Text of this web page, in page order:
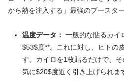
から熱を注入する」最強のブースター
温度データ： 一般的な貼るカイ
$53$度**。これに対し、ヒトの
す。カイロを1枚貼るだけで、
気に$20$度近く引き上げられま